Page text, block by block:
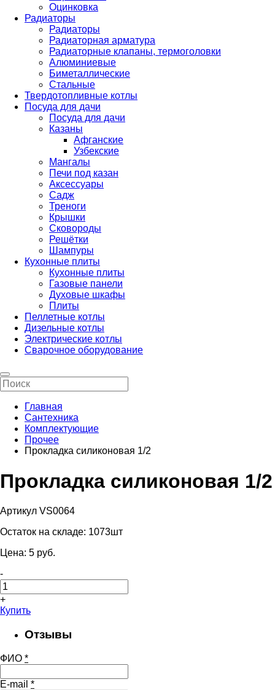
Оцинковка
Радиаторы
Радиаторы
Радиаторная арматура
Радиаторные клапаны, термоголовки
Алюминиевые
Биметаллические
Стальные
Твердотопливные котлы
Посуда для дачи
Посуда для дачи
Казаны
Афганские
Узбекские
Мангалы
Печи под казан
Аксессуары
Садж
Треноги
Крышки
Сковороды
Решётки
Шампуры
Кухонные плиты
Кухонные плиты
Газовые панели
Духовые шкафы
Плиты
Пеллетные котлы
Дизельные котлы
Электрические котлы
Сварочное оборудование
Главная
Сантехника
Комплектующие
Прочее
Прокладка силиконовая 1/2
Прокладка силиконовая 1/2
Артикул VS0064
Остаток на складе: 1073шт
Цена: 5 pуб.
-
+
Купить
Отзывы
ФИО *
E-mail *